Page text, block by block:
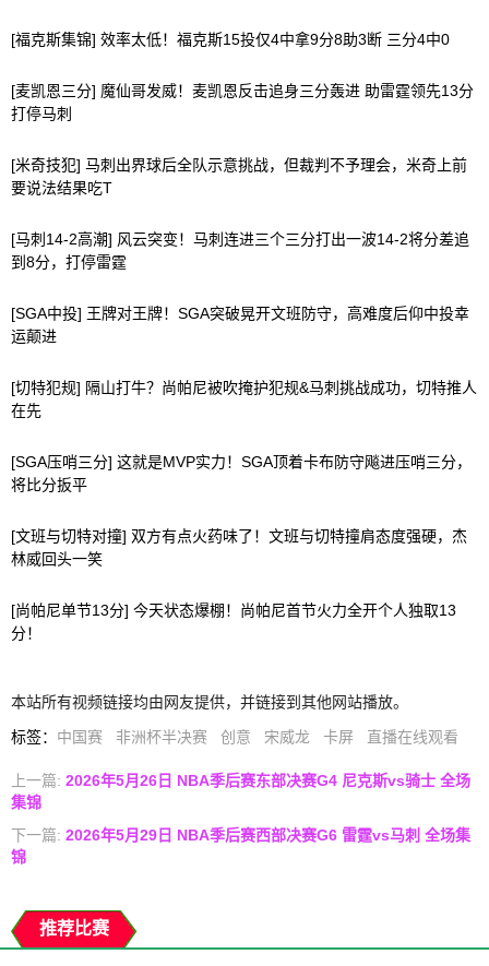
[福克斯集锦] 效率太低！福克斯15投仅4中拿9分8助3断 三分4中0
[麦凯恩三分] 魔仙哥发威！麦凯恩反击追身三分轰进 助雷霆领先13分
打停马刺
[米奇技犯] 马刺出界球后全队示意挑战，但裁判不予理会，米奇上前
要说法结果吃T
[马刺14-2高潮] 风云突变！马刺连进三个三分打出一波14-2将分差追
到8分，打停雷霆
[SGA中投] 王牌对王牌！SGA突破晃开文班防守，高难度后仰中投幸
运颠进
[切特犯规] 隔山打牛？尚帕尼被吹掩护犯规&马刺挑战成功，切特推人
在先
[SGA压哨三分] 这就是MVP实力！SGA顶着卡布防守飚进压哨三分，
将比分扳平
[文班与切特对撞] 双方有点火药味了！文班与切特撞肩态度强硬，杰
林威回头一笑
[尚帕尼单节13分] 今天状态爆棚！尚帕尼首节火力全开个人独取13
分！
本站所有视频链接均由网友提供，并链接到其他网站播放。
标签： 中国赛 非洲杯半决赛 创意 宋威龙 卡屏 直播在线观看
上一篇: 2026年5月26日 NBA季后赛东部决赛G4 尼克斯vs骑士 全场
集锦
下一篇: 2026年5月29日 NBA季后赛西部决赛G6 雷霆vs马刺 全场集
锦
推荐比赛